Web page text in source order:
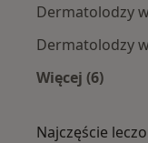
Dermatolodzy
Dermatolodzy
Więcej (6)
Najczęście